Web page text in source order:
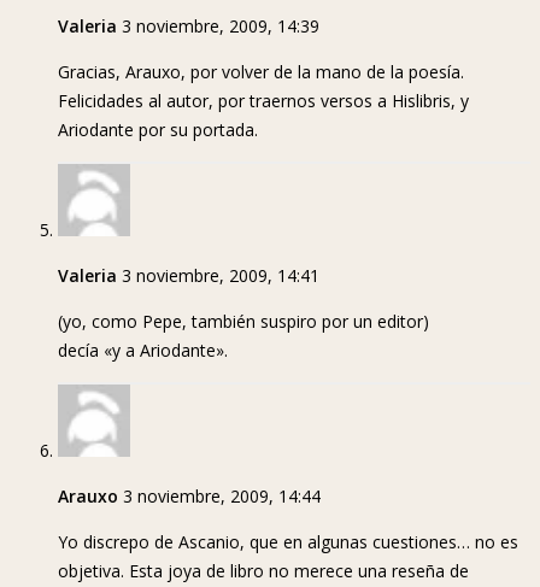
Valeria 3 noviembre, 2009, 14:39
Gracias, Arauxo, por volver de la mano de la poesía.
Felicidades al autor, por traernos versos a Hislibris, y
Ariodante por su portada.
Valeria 3 noviembre, 2009, 14:41
(yo, como Pepe, también suspiro por un editor)
decía «y a Ariodante».
Arauxo 3 noviembre, 2009, 14:44
Yo discrepo de Ascanio, que en algunas cuestiones… no es
objetiva. Esta joya de libro no merece una reseña de